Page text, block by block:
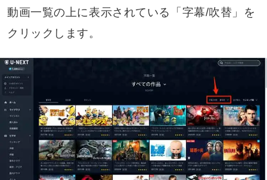
動画一覧の上に表示されている「字幕/吹替」を
クリックします。